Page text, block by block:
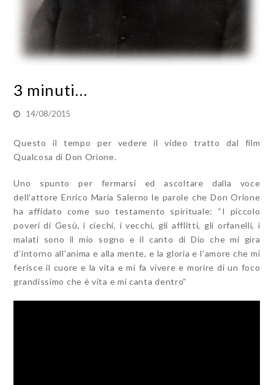
3 minuti…
14/08/2015
Questo il tempo per vedere il video tratto dal film
Qualcosa di Don Orione.
Uno spunto per fermarsi ed ascoltare dalla voce
dell’attore Enrico Maria Salerno le parole che Don Orione
ha affidato come suo testamento spirituale: “I piccolo
poveri di Gesù, i ciechi, i vecchi, gli afflitti, gli orfanelli, i
malati sono il mio sogno e il canto di Dio che mi gira
d’intorno all’anima e alla mente, e la gloria e l’amore che mi
ferisce il cuore e la vita e mi fa vivere e morire di un foco
grandissimo che è vita e mi canta dentro”